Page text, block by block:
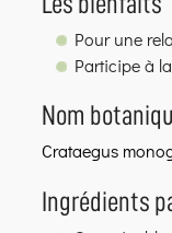
Pour une
Participe à
Nom
Crataegus
Ingrédients